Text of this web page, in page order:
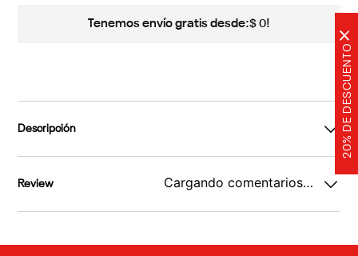
20% DE DESCUENTO
×
Tenemos envío gratis desde:$ 0!
Descripción
Review Cargando comentarios…